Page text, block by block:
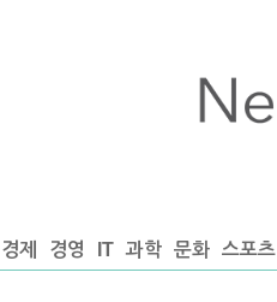
경제 경영 IT 과학 문화 스포츠